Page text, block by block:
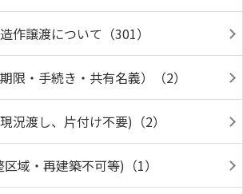
作譲渡について（301）
限・手続き・共有名義）（2）
況渡し、片付け不要)（2）
域・再建築不可等)（1）